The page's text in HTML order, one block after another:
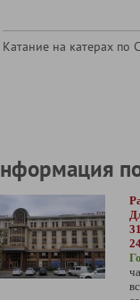
Катание на катерах по